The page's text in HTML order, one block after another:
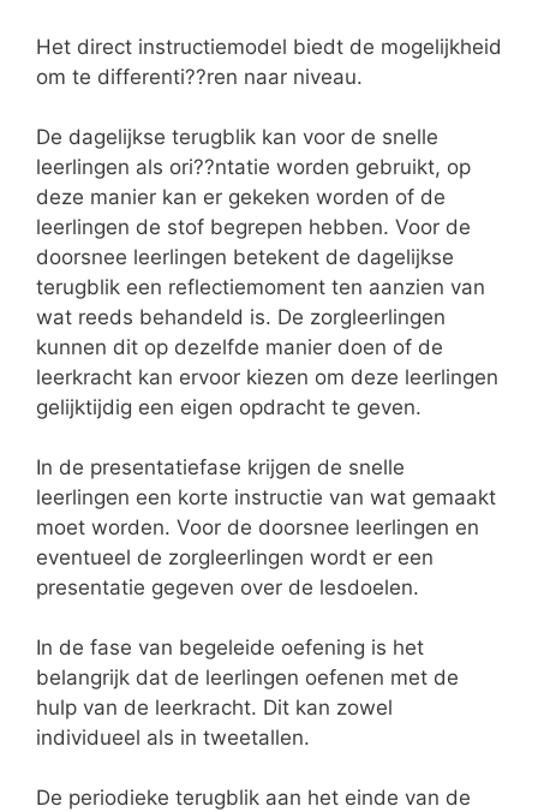
Het direct instructiemodel biedt de mogelijkheid
om te differenti??ren naar niveau.
De dagelijkse terugblik kan voor de snelle
leerlingen als ori??ntatie worden gebruikt, op
deze manier kan er gekeken worden of de
leerlingen de stof begrepen hebben. Voor de
doorsnee leerlingen betekent de dagelijkse
terugblik een reflectiemoment ten aanzien van
wat reeds behandeld is. De zorgleerlingen
kunnen dit op dezelfde manier doen of de
leerkracht kan ervoor kiezen om deze leerlingen
gelijktijdig een eigen opdracht te geven.
In de presentatiefase krijgen de snelle
leerlingen een korte instructie van wat gemaakt
moet worden. Voor de doorsnee leerlingen en
eventueel de zorgleerlingen wordt er een
presentatie gegeven over de lesdoelen.
In de fase van begeleide oefening is het
belangrijk dat de leerlingen oefenen met de
hulp van de leerkracht. Dit kan zowel
individueel als in tweetallen.
De periodieke terugblik aan het einde van de